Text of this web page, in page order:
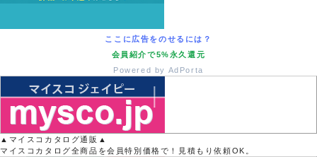
ここに広告をのせるには？
会員紹介で5%永久還元
Powered by AdPorta
▲マイスコカタログ通販▲
マイスコカタログ全商品を会員特別価格で！見積もり依頼OK。